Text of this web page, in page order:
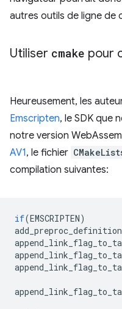
autres outils de ligne de
Utiliser cmake pour
Heureusement, les
Emscripten, le SDK que
notre version
AV1, le fichier
compilation suivantes:
if(EMSCRIPTEN)
add_preproc_definition